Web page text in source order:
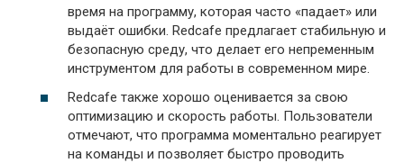
время на программу, которая часто «падает» или
выдаёт ошибки. Redcafe предлагает стабильную и
безопасную среду, что делает его непременным
инструментом для работы в современном мире.
Redcafe также хорошо оценивается за свою
оптимизацию и скорость работы. Пользователи
отмечают, что программа моментально реагирует
на команды и позволяет быстро проводить